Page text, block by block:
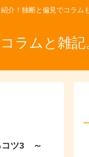
介！独断と偏見でコラム
ラムと雑記
コツ3 ～